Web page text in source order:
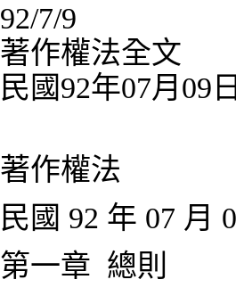
92/7/9
著作權法全文
民國92年07月09
著作權法
民國 92 年 07 月
第一章 總則